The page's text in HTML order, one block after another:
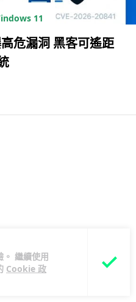
繼續使用
Cookie 政
11
危漏洞 黑客可遙距